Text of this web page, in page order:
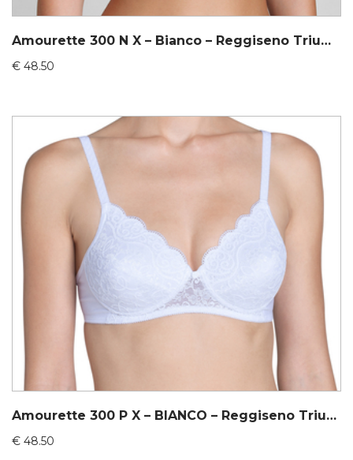
Amourette 300 N X – Bianco – Reggiseno Triumph
€ 48.50
Amourette 300 P X – BIANCO – Reggiseno Triumph
€ 48.50